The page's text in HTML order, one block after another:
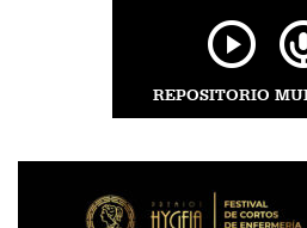
REPOSITORIO